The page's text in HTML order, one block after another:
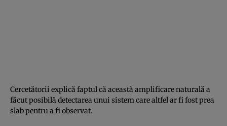
Cercetătorii explică faptul că această amplificare naturală a
făcut posibilă detectarea unui sistem care altfel ar fi fost prea
slab pentru a fi observat.